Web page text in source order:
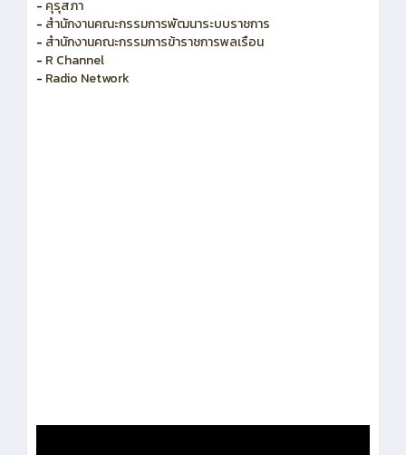
- สำนักงาน ก.ค.ศ.
- คุรุสภา
- สำนักงานคณะกรรมการพัฒนาระบบราชการ
- สำนักงานคณะกรรมการข้าราชการพลเรือน
- R Channel